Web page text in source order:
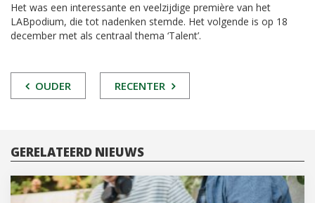
Het was een interessante en veelzijdige première van het
LABpodium, die tot nadenken stemde. Het volgende is op 18
december met als centraal thema ‘Talent’.
POST
OUDER RECENTER
GERELATEERD NIEUWS